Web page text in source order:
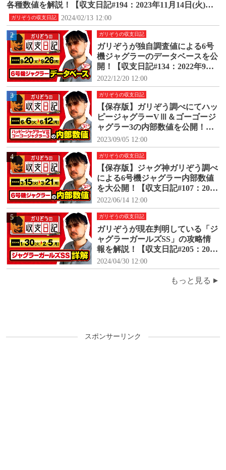
ガリぞうの収支日記
各種数値を解説！【収支日記#194：2023年11月14日(火)～1
1月20日(月)】
2024/02/13 12:00
2 ガリぞうの収支日記
ガリぞうが独自調査値による6号
機ジャグラーのデータベースを公
開！【収支日記#134：2022年9月2
0日(火)～9月26日(月)】
2022/12/20 12:00
3 ガリぞうの収支日記
【保存版】ガリぞう調べにてハッ
ピージャグラーVⅢ＆ゴーゴージ
ャグラー3の内部数値を公開！
【収支日記#171：2023年6月6日
(火)～6月12日(月)】
2023/09/05 12:00
4 ガリぞうの収支日記
【保存版】ジャグ神ガリぞう調べ
による6号機ジャグラー内部数値
を大公開！【収支日記#107：2022
年3月15日(火)～3月21日(月)】
2022/06/14 12:00
5 ガリぞうの収支日記
ガリぞうが現在判明している「ジ
ャグラーガールズSS」の攻略情
報を解説！【収支日記#205：2024
年1月30日(火)～2024年2月5日
(月)】
2024/04/30 12:00
もっと見る
スポンサーリンク